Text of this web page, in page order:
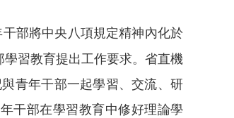
部將中央八項規定精神內化於
習教育提出工作要求。省直機
青年干部一起學習、交流、研
干部在學習教育中修好理論學